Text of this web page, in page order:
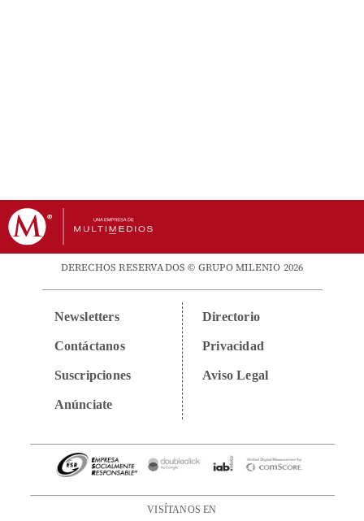
DERECHOS RESERVADOS © GRUPO MILENIO 2026
Newsletters
Contáctanos
Suscripciones
Anúnciate
Directorio
Privacidad
Aviso Legal
VISÍTANOS EN